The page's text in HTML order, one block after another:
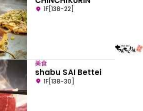
1F[138-22]
美食
shabu SAI Bettei
1F[138-30]